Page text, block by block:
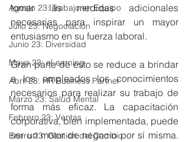
Agosto 23: Trabajo en Equipo
Julio 23: Negociación
Junio 23: Diversidad
Mayo 23: eLearning
Abril 23: HR Business Partner
Marzo 23: Salud Mental
Febrero 23: Ventas
Enero 23: Gestión del Cambio
tomar las medidas adicionales
necesarias para inspirar un mayor
entusiasmo en su fuerza laboral.
Gran parte de esto se reduce a brindar
a los empleados los conocimientos
necesarios para realizar su trabajo de
forma más eficaz. La capacitación
corporativa, bien implementada, puede
ser un motor de negocio por sí misma.